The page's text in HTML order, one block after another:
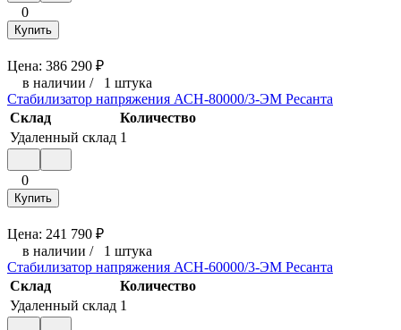
0
Купить
Цена: 386 290 ₽
в наличии / 1 штука
Стабилизатор напряжения АСН-80000/3-ЭМ Ресанта
Склад
Количество
Удаленный склад 1
0
Купить
Цена: 241 790 ₽
в наличии / 1 штука
Стабилизатор напряжения АСН-60000/3-ЭМ Ресанта
Склад
Количество
Удаленный склад 1